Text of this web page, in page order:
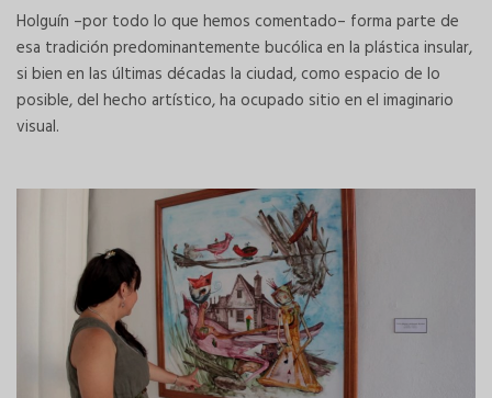
Holguín –por todo lo que hemos comentado– forma parte de
esa tradición predominantemente bucólica en la plástica insular,
si bien en las últimas décadas la ciudad, como espacio de lo
posible, del hecho artístico, ha ocupado sitio en el imaginario
visual.